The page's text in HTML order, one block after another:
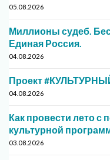
05.08.2026
Миллионы судеб.
Единая Россия.
04.08.2026
Проект
04.08.2026
Как провести лето с
культурной
03.08.2026